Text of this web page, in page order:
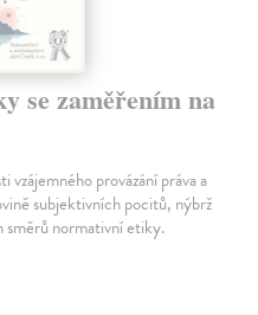
se zaměřením na
vzájemného provázání práva a
subjektivních pocitů, nýbrž
směrů normativní etiky.